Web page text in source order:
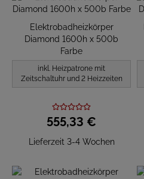
Elektrobadheizkörper
Diamond 1600h x 500b
Farbe
inkl. Heizpatrone mit
Zeitschaltuhr und 2 Heizzeiten
555,33 €
Lieferzeit 3-4 Wochen